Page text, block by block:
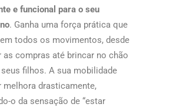
e funcional para o seu
. Ganha uma força prática que
todos os movimentos, desde
as compras até brincar no chão
filhos. A sua mobilidade
melhora drasticamente,
o da sensação de “estar